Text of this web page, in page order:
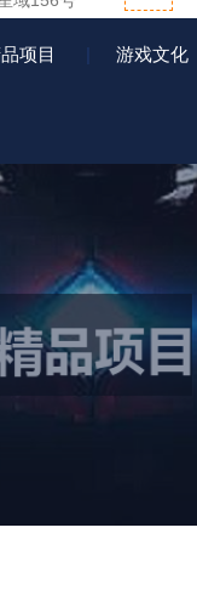
项目 游戏文化